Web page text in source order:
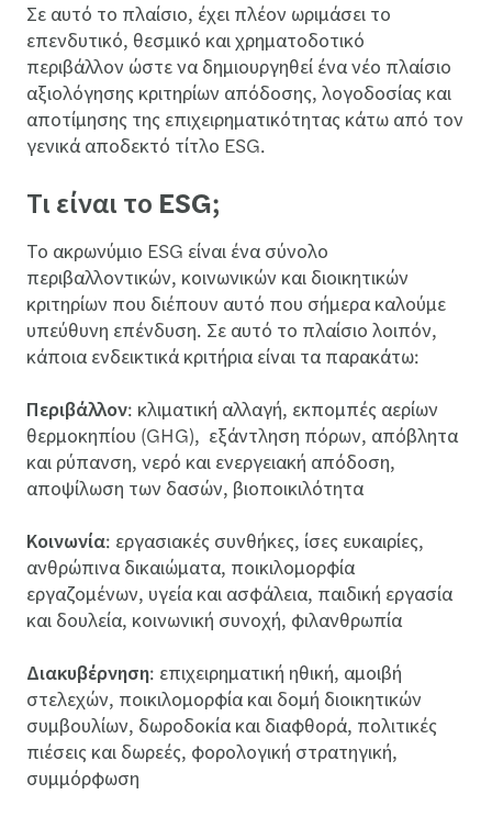
Σε αυτό το πλαίσιο, έχει πλέον ωριμάσει το
επενδυτικό, θεσμικό και χρηματοδοτικό
περιβάλλον ώστε να δημιουργηθεί ένα νέο πλαίσιο
αξιολόγησης κριτηρίων απόδοσης, λογοδοσίας και
αποτίμησης της επιχειρηματικότητας κάτω από τον
γενικά αποδεκτό τίτλο ESG.
Τι είναι το ESG;
Το ακρωνύμιο ESG είναι ένα σύνολο
περιβαλλοντικών, κοινωνικών και διοικητικών
κριτηρίων που διέπουν αυτό που σήμερα καλούμε
υπεύθυνη επένδυση. Σε αυτό το πλαίσιο λοιπόν,
κάποια ενδεικτικά κριτήρια είναι τα παρακάτω:
Περιβάλλον: κλιματική αλλαγή, εκπομπές αερίων
θερμοκηπίου (GHG), εξάντληση πόρων, απόβλητα
και ρύπανση, νερό και ενεργειακή απόδοση,
αποψίλωση των δασών, βιοποικιλότητα
Κοινωνία: εργασιακές συνθήκες, ίσες ευκαιρίες,
ανθρώπινα δικαιώματα, ποικιλομορφία
εργαζομένων, υγεία και ασφάλεια, παιδική εργασία
και δουλεία, κοινωνική συνοχή, φιλανθρωπία
Διακυβέρνηση: επιχειρηματική ηθική, αμοιβή
στελεχών, ποικιλομορφία και δομή διοικητικών
συμβουλίων, δωροδοκία και διαφθορά, πολιτικές
πιέσεις και δωρεές, φορολογική στρατηγική,
συμμόρφωση